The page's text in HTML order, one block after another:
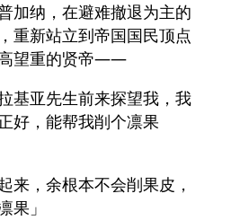
加纳，在避难撤退为主的
重新站立到帝国国民顶点
望重的贤帝——
基亚先生前来探望我，我
好，能帮我削个凛果
来，余根本不会削果皮，
果」